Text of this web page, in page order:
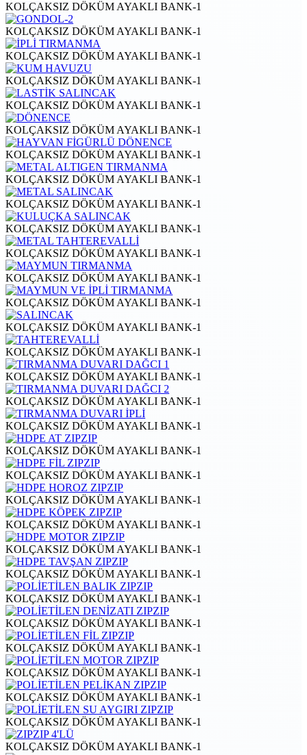
KOLÇAKSIZ DÖKÜM AYAKLI BANK-1
KOLÇAKSIZ DÖKÜM AYAKLI BANK-1
KOLÇAKSIZ DÖKÜM AYAKLI BANK-1
KOLÇAKSIZ DÖKÜM AYAKLI BANK-1
KOLÇAKSIZ DÖKÜM AYAKLI BANK-1
KOLÇAKSIZ DÖKÜM AYAKLI BANK-1
KOLÇAKSIZ DÖKÜM AYAKLI BANK-1
KOLÇAKSIZ DÖKÜM AYAKLI BANK-1
KOLÇAKSIZ DÖKÜM AYAKLI BANK-1
KOLÇAKSIZ DÖKÜM AYAKLI BANK-1
KOLÇAKSIZ DÖKÜM AYAKLI BANK-1
KOLÇAKSIZ DÖKÜM AYAKLI BANK-1
KOLÇAKSIZ DÖKÜM AYAKLI BANK-1
KOLÇAKSIZ DÖKÜM AYAKLI BANK-1
KOLÇAKSIZ DÖKÜM AYAKLI BANK-1
KOLÇAKSIZ DÖKÜM AYAKLI BANK-1
KOLÇAKSIZ DÖKÜM AYAKLI BANK-1
KOLÇAKSIZ DÖKÜM AYAKLI BANK-1
KOLÇAKSIZ DÖKÜM AYAKLI BANK-1
KOLÇAKSIZ DÖKÜM AYAKLI BANK-1
KOLÇAKSIZ DÖKÜM AYAKLI BANK-1
KOLÇAKSIZ DÖKÜM AYAKLI BANK-1
KOLÇAKSIZ DÖKÜM AYAKLI BANK-1
KOLÇAKSIZ DÖKÜM AYAKLI BANK-1
KOLÇAKSIZ DÖKÜM AYAKLI BANK-1
KOLÇAKSIZ DÖKÜM AYAKLI BANK-1
KOLÇAKSIZ DÖKÜM AYAKLI BANK-1
KOLÇAKSIZ DÖKÜM AYAKLI BANK-1
KOLÇAKSIZ DÖKÜM AYAKLI BANK-1
KOLÇAKSIZ DÖKÜM AYAKLI BANK-1
KOLÇAKSIZ DÖKÜM AYAKLI BANK-1